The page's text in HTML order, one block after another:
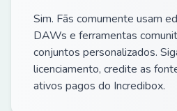
Sim. Fãs comumente usam
DAWs e ferramentas
conjuntos personalizados.
licenciamento, credite as
ativos pagos do Incredibox.